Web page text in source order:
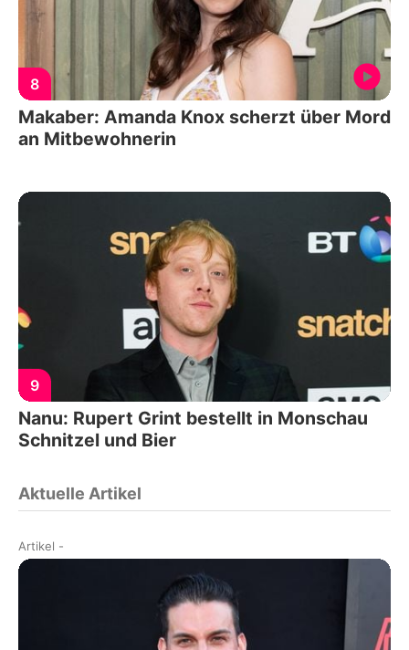
8
Makaber: Amanda Knox scherzt über Mord
an Mitbewohnerin
9
Nanu: Rupert Grint bestellt in Monschau
Schnitzel und Bier
Aktuelle Artikel
Artikel -